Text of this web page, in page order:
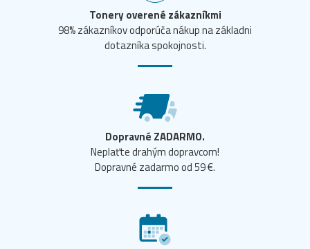
Tonery overené zákazníkmi
98% zákazníkov odporúča nákup na základni
dotazníka spokojnosti.
Dopravné ZADARMO.
Neplaťte drahým dopravcom!
Dopravné zadarmo od 59 €.